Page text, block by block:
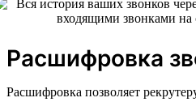
Расшифровка
Расшифровка позволяет